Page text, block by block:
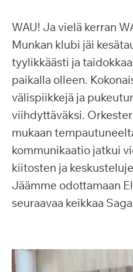
WAU! Ja vielä kerran
Munkan klubi jäi
tyylikkäästi ja
paikalla olleen.
välispiikkejä ja
viihdyttäväksi.
mukaan
kommunikaatio jatkui
kiitosten ja
Jäämme odottamaan
seuraavaa keikkaa